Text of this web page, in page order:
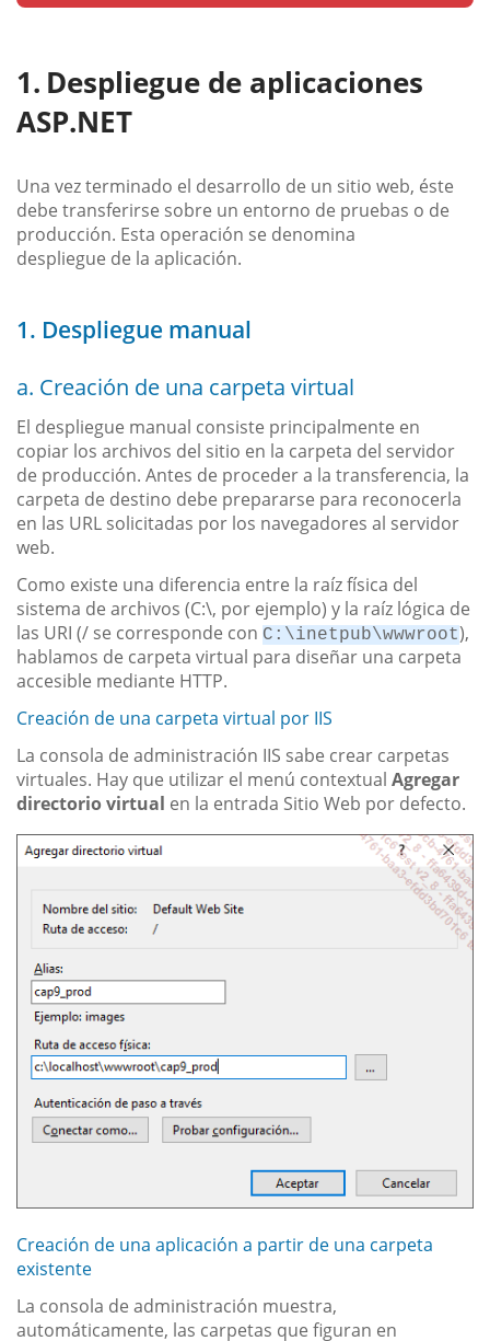
Despliegue de aplicaciones
ASP.NET
Una vez terminado el desarrollo de un sitio web, éste
debe transferirse sobre un entorno de pruebas o de
producción. Esta operación se denomina
despliegue de la aplicación.
1. Despliegue manual
a. Creación de una carpeta virtual
El despliegue manual consiste principalmente en
copiar los archivos del sitio en la carpeta del servidor
de producción. Antes de proceder a la transferencia, la
carpeta de destino debe prepararse para reconocerla
en las URL solicitadas por los navegadores al servidor
web.
Como existe una diferencia entre la raíz física del
sistema de archivos (C:\, por ejemplo) y la raíz lógica de
las URI (/ se corresponde con C:\inetpub\wwwroot),
hablamos de carpeta virtual para diseñar una carpeta
accesible mediante HTTP.
Creación de una carpeta virtual por IIS
La consola de administración IIS sabe crear carpetas
virtuales. Hay que utilizar el menú contextual Agregar
directorio virtual en la entrada Sitio Web por defecto.
Creación de una aplicación a partir de una carpeta
existente
La consola de administración muestra,
automáticamente, las carpetas que figuran en